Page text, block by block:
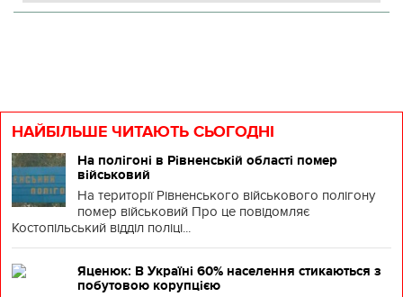
НАЙБІЛЬШЕ ЧИТАЮТЬ СЬОГОДНІ
На полігоні в Рівненській області помер
військовий
На території Рівненського військового полігону
помер військовий Про це повідомляє
Костопільський відділ поліці...
Яценюк: В Україні 60% населення стикаються з
побутовою корупцією